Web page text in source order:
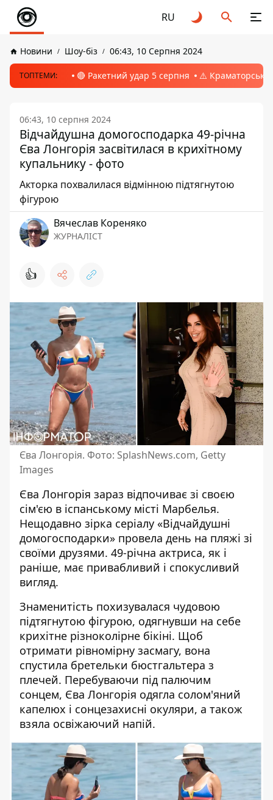
RU
Новини Шоу-біз 06:43, 10 Серпня 2024
ТОПТЕМИ: 🔴 Ракетний удар 5 серпня ⚠️ Краматорськ,
06:43, 10 серпня 2024
Відчайдушна домогосподарка 49-річна
Єва Лонгорія засвітилася в крихітному
купальнику - фото
Акторка похвалилася відмінною підтягнутою
фігурою
Вячеслав Кореняко
ЖУРНАЛІСТ
👍
Єва Лонгорія. Фото: SplashNews.com, Getty
Images
Єва Лонгорія зараз відпочиває зі своєю
сім'єю в іспанському місті Марбелья.
Нещодавно зірка серіалу «Відчайдушні
домогосподарки» провела день на пляжі зі
своїми друзями. 49-річна актриса, як і
раніше, має привабливий і спокусливий
вигляд.
Знаменитість похизувалася чудовою
підтягнутою фігурою, одягнувши на себе
крихітне різноколірне бікіні. Щоб
отримати рівномірну засмагу, вона
спустила бретельки бюстгальтера з
плечей. Перебуваючи під палючим
сонцем, Єва Лонгорія одягла солом'яний
капелюх і сонцезахисні окуляри, а також
взяла освіжаючий напій.